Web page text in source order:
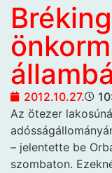
2012.10.27.
Az ötezer
– jelentette be
szombaton.